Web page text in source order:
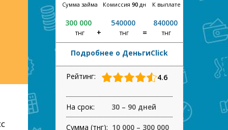
Сумма займа
300 000
тнг
Комиссия 90дн
540000
тнг
К выплате
840000
тнг
Подробнее о ДеньгиClick
Рейтинг: 4.6
На срок: 30 – 90 дней
Сумма (тнг): 10 000 – 300 000